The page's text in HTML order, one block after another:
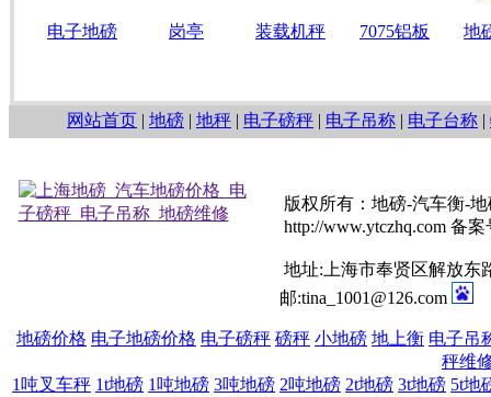
电子地磅 岗亭 装载机秤 7075铝板 地
网站首页 | 地磅 | 地秤 | 电子磅秤 | 电子吊称 | 电子台称 |
版权所有：地磅-汽车衡-
http://www.ytczhq.com 备案
地址:上海市奉贤区解放东
邮:tina_1001@126.com
地磅价格 电子地磅价格 电子磅秤 磅秤 小地磅 地上衡 电子吊
秤维
1吨叉车秤 1t地磅 1吨地磅 3吨地磅 2吨地磅 2t地磅 3t地磅 5t地